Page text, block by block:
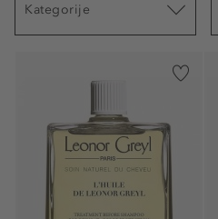
Kategorije